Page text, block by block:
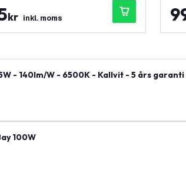
kr inkl. moms
- 140lm/W - 6500K - Kallvit - 5 års
100W